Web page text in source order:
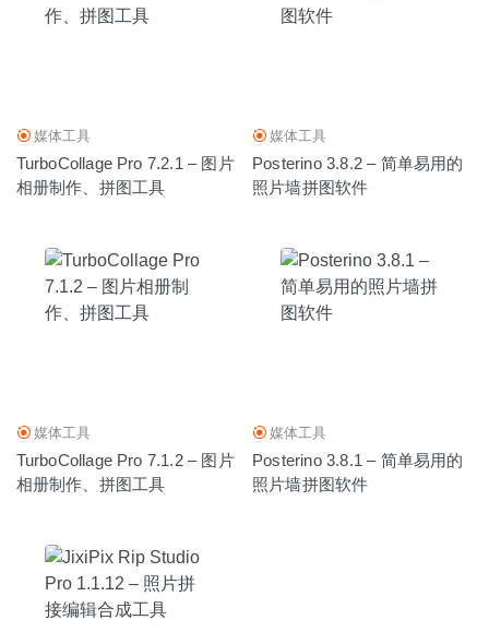
媒体工具
TurboCollage Pro 7.2.1 – 图片
相册制作、拼图工具
媒体工具
Posterino 3.8.2 – 简单易用的
照片墙拼图软件
媒体工具
TurboCollage Pro 7.1.2 – 图片
相册制作、拼图工具
媒体工具
Posterino 3.8.1 – 简单易用的
照片墙拼图软件